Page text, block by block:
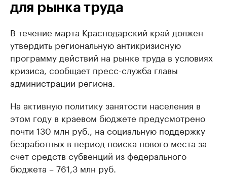
для рынка труда
В течение марта Краснодарский край должен
утвердить региональную антикризисную
программу действий на рынке труда в условиях
кризиса, сообщает пресс-служба главы
администрации региона.
На активную политику занятости населения в
этом году в краевом бюджете предусмотрено
почти 130 млн руб., на социальную поддержку
безработных в период поиска нового места за
счет средств субвенций из федерального
бюджета – 761,3 млн руб.